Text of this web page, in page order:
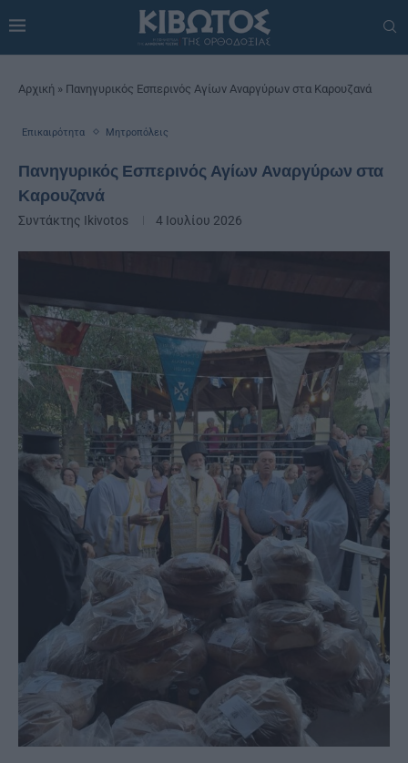
Αρχική » Πανηγυρικός Εσπερινός Αγίων Αναργύρων στα Καρουζανά
Επικαιρότητα Μητροπόλεις
Πανηγυρικός Εσπερινός Αγίων Αναργύρων στα
Καρουζανά
Συντάκτης Ikivotos 4 Ιουλίου 2026